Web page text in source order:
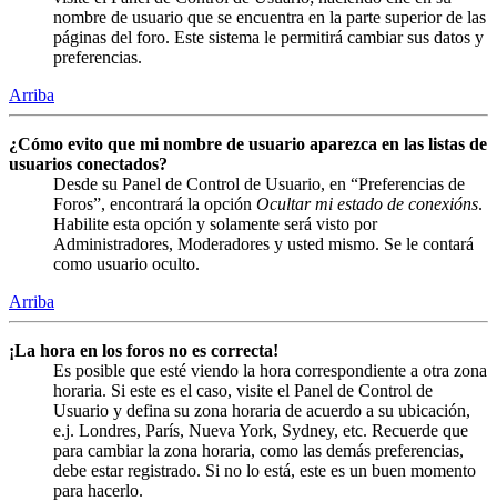
nombre de usuario que se encuentra en la parte superior de las
páginas del foro. Este sistema le permitirá cambiar sus datos y
preferencias.
Arriba
¿Cómo evito que mi nombre de usuario aparezca en las listas de
usuarios conectados?
Desde su Panel de Control de Usuario, en “Preferencias de
Foros”, encontrará la opción Ocultar mi estado de conexións.
Habilite esta opción y solamente será visto por
Administradores, Moderadores y usted mismo. Se le contará
como usuario oculto.
Arriba
¡La hora en los foros no es correcta!
Es posible que esté viendo la hora correspondiente a otra zona
horaria. Si este es el caso, visite el Panel de Control de
Usuario y defina su zona horaria de acuerdo a su ubicación,
e.j. Londres, París, Nueva York, Sydney, etc. Recuerde que
para cambiar la zona horaria, como las demás preferencias,
debe estar registrado. Si no lo está, este es un buen momento
para hacerlo.